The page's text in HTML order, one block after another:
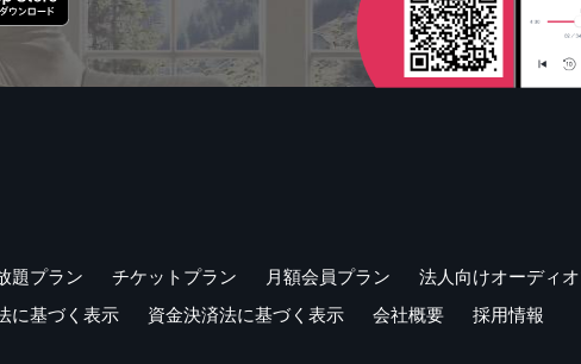
題プラン チケットプラン 月額会員プラン
法人向けオーディ
に基づく表示 資金決済法に基づく表示 会社概要 採用情報